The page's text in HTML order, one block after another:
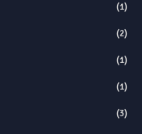
(1)
(2)
(1)
(1)
(3)